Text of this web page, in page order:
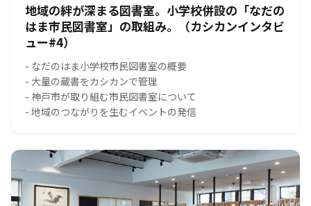
地域の絆が深まる図書室。小学校併設の「なだの
はま市民図書室」の取組み。（カシカンインタビ
ュー#4）
- なだのはま小学校市民図書室の概要
- 大量の蔵書をカシカンで管理
- 神戸市が取り組む市民図書室について
- 地域のつながりを生むイベントの発信